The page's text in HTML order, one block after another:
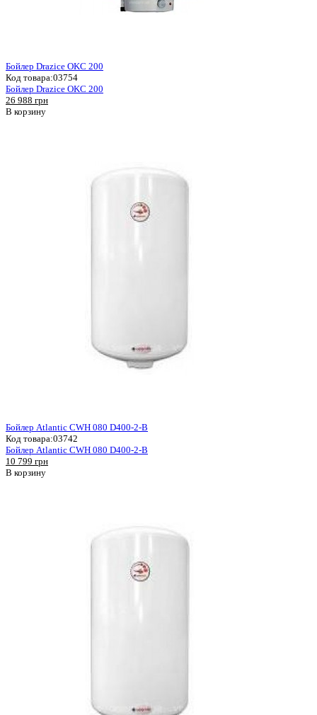
Бойлер Drazice OKC 200
Код товара:03754
Бойлер Drazice OKC 200
26 988 грн
В корзину
Бойлер Atlantic CWH 080 D400-2-B
Код товара:03742
Бойлер Atlantic CWH 080 D400-2-B
10 799 грн
В корзину